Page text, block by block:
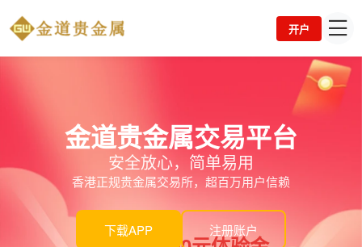
开户
金道贵金属交易平台
安全放心，简单易用
香港正规贵金属交易所，超百万用户信赖
下载APP 注册账户